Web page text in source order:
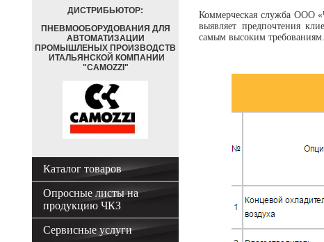
ДИСТРИБЬЮТОР:
ПНЕВМООБОРУДОВАНИЯ ДЛЯ
АВТОМАТИЗАЦИИ
ПРОМЫШЛЕНЫХ ПРОИЗВОДСТВ
ИТАЛЬЯНСКОЙ КОМПАНИИ
"CAMOZZI"
Каталог товаров
Опросные листы на
продукцию ЧКЗ
Сервисные услуги
Коммерческая служба ООО
выявляет предпочтения
самым высоким требованиям.